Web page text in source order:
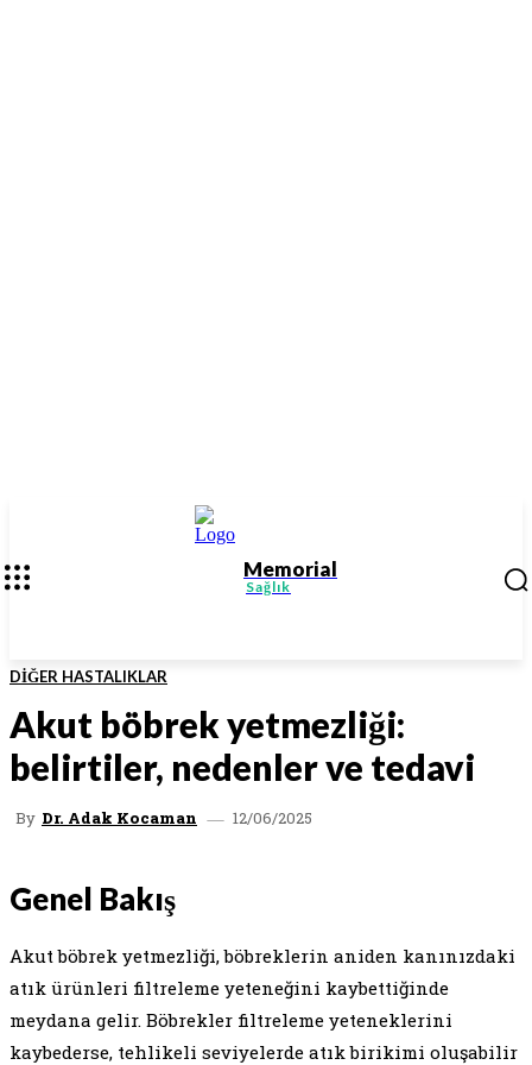
Memorial
Sağlık
DIĞER HASTALIKLAR
Akut böbrek yetmezliği:
belirtiler, nedenler ve tedavi
By Dr. Adak Kocaman 12/06/2025
Genel Bakış
Akut böbrek yetmezliği, böbreklerin aniden kanınızdaki
atık ürünleri filtreleme yeteneğini kaybettiğinde
meydana gelir. Böbrekler filtreleme yeteneklerini
kaybederse, tehlikeli seviyelerde atık birikimi oluşabilir